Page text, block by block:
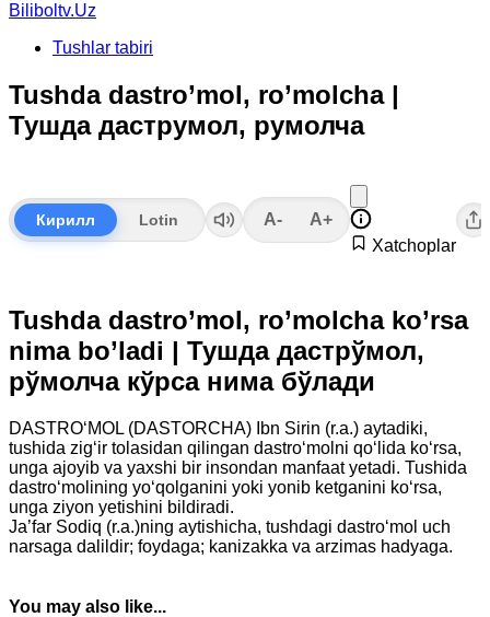
Biliboltv.Uz
Tushlar tabiri
Tushda dastro’mol, ro’molcha |
Тушда даструмол, румолча
Кирилл Lotin A-
A+
Xatchoplar
Tushda dastro’mol, ro’molcha ko’rsa
nima bo’ladi | Тушда дастрўмол,
рўмолча кўрса нима бўлади
DASTRO‘MOL (DASTORCHA) Ibn Sirin (r.a.) aytadiki,
tushida zig‘ir tolasidan qilingan dastro‘molni qo‘lida ko‘rsa,
unga ajoyib va yaxshi bir insondan manfaat yetadi. Tushida
dastro‘molining yo‘qolganini yoki yonib ketganini ko‘rsa,
unga ziyon yetishini bildiradi.
Ja’far Sodiq (r.a.)ning aytishicha, tushdagi dastro‘mol uch
narsaga dalildir; foydaga; kanizakka va arzimas hadyaga.
You may also like...